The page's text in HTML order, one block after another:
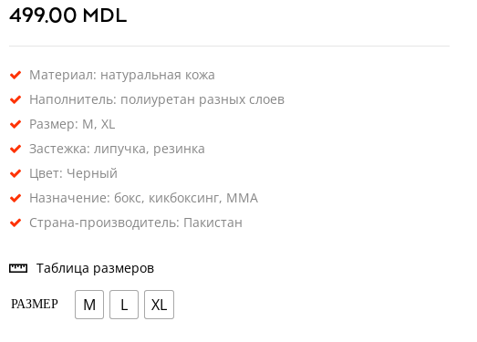
499.00 MDL
Материал: натуральная кожа
Наполнитель: полиуретан разных слоев
Размер: M, XL
Застежка: липучка, резинка
Цвет: Черный
Назначение: бокс, кикбоксинг, MMA
Страна-производитель: Пакистан
Таблица размеров
РАЗМЕР M L XL